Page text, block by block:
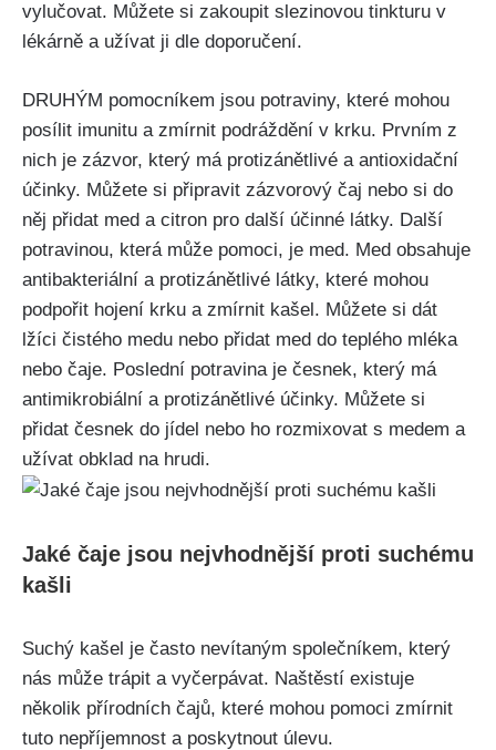
⁤vylučovat. Můžete ​si zakoupit slezinovou tinkturu v
lékárně a ⁢užívat ji dle doporučení.
DRUHÝM⁣ pomocníkem jsou potraviny, které mohou
posílit ‌imunitu a zmírnit podráždění v ​krku. Prvním z
nich je zázvor, ​který má protizánětlivé⁤ a antioxidační ​
účinky. Můžete si připravit zázvorový čaj nebo si do
něj přidat med a citron pro další účinné látky. Další
potravinou,‍ která může pomoci, je med. Med ⁤obsahuje
antibakteriální a protizánětlivé látky, které mohou
podpořit hojení krku a⁢ zmírnit kašel. Můžete si dát
lžíci čistého medu nebo přidat med do teplého ⁢mléka
nebo ⁣čaje. Poslední potravina je česnek, který má
antimikrobiální a protizánětlivé účinky. Můžete ‍si
přidat česnek do jídel nebo ho ‍rozmixovat s medem‌ a
užívat obklad na hrudi.
Jaké ‍čaje jsou nejvhodnější proti‍ suchému
‌kašli
Suchý kašel je často nevítaným společníkem, který
nás může trápit a vyčerpávat. Naštěstí existuje
několik přírodních čajů, které mohou pomoci zmírnit
tuto nepříjemnost⁣ a poskytnout úlevu.